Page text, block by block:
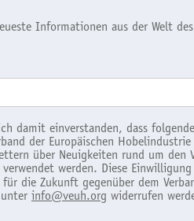
Informationen aus der Welt des
damit einverstanden, dass
der Europäischen
über Neuigkeiten rund um den
verwendet werden. Diese
die Zukunft gegenüber dem
info@veuh.org widerrufen